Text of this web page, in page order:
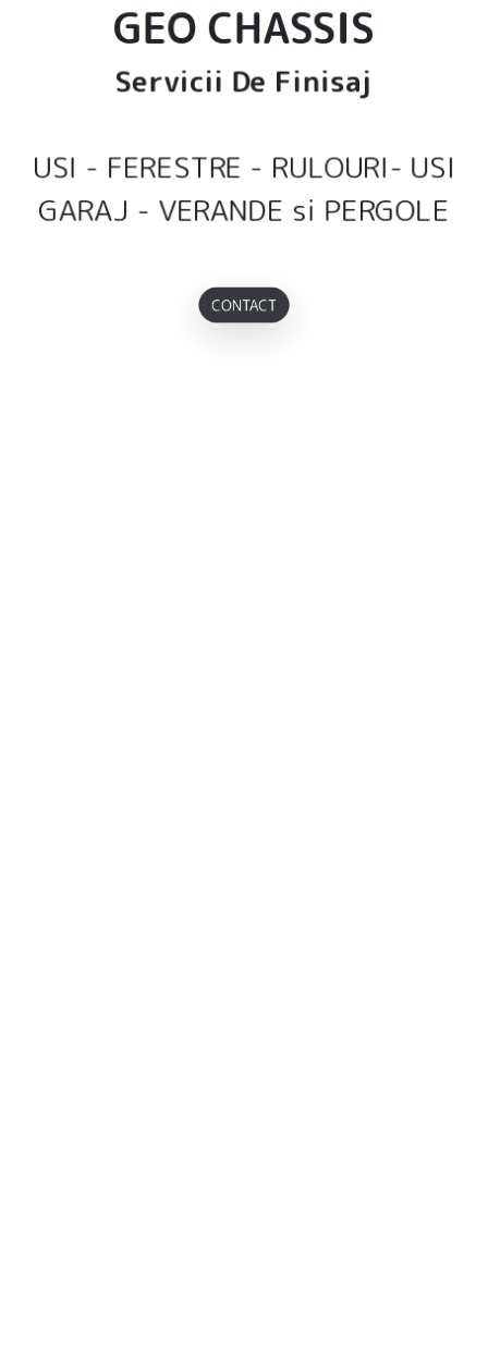
GEO CHASSIS
Servicii De Finisaj
USI - FERESTRE - RULOURI- USI
GARAJ - VERANDE si PERGOLE
CONTACT